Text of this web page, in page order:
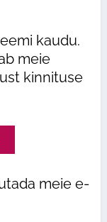
kaudu.
meie
kinnituse
meie e-